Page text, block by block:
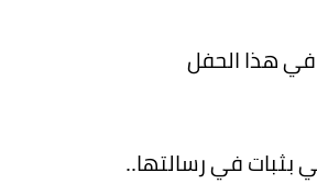
هذا الحفل
بثبات في رسالتها..